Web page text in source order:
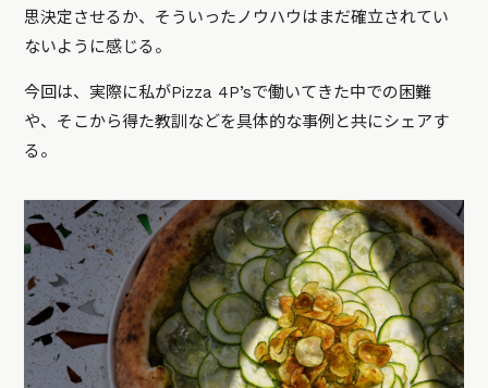
思決定させるか、そういったノウハウはまだ確立されてい
ないように感じる。
今回は、実際に私がPizza 4P’sで働いてきた中での困難
や、そこから得た教訓などを具体的な事例と共にシェアす
る。